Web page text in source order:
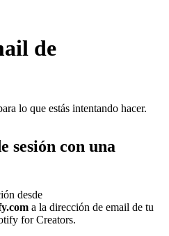
de
lo que estás intentando hacer.
sesión con una
desde
a la dirección de email de tu
for Creators.